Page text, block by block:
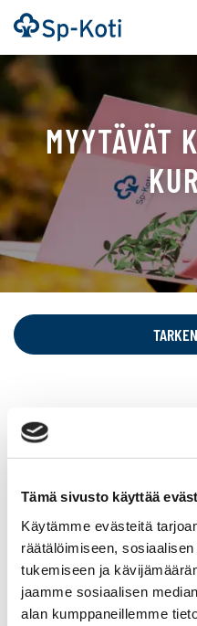
Tämä sivusto käyttää
Käytämme evästeitä
räätälöimiseen,
tukemiseen ja
jaamme sosiaalisen
alan kumppaneillemme
Siirry
sisältöön
Etusivu
MYYTÄVÄT
Tällä
sivulla
kerrostalo,
luhtitalo
NIKKARINTIE 6
Suomi Kurikka
Kerrostalo 1973
4h+k